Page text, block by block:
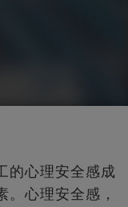
的心理安全感成
心理安全感，